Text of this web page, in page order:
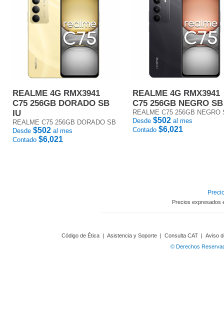
REALME 4G RMX3941
C75 256GB DORADO SB
IU
REALME C75 256GB DORADO SB
Desde $502 al mes
Contado $6,021
REALME 4G RMX3941
C75 256GB NEGRO
REALME C75 256GB NEGRO
Desde $502 al mes
Contado $6,021
Precios expresados
Código de Ética | Asistencia y Soporte | Consulta CAT | Aviso
© Derechos